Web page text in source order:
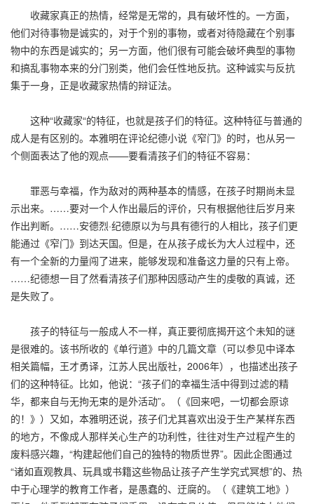
收藏家真正的热情，经常是无常的，具有破坏性的。一方面，
他们对待事物是诚实的，对于个别的事物，或者对待隐藏在个别事
物中的东西是诚实的；另一方面，他们很有可能会破坏典型的事物
和搞乱事物本来的分门别类，他们会任性地反抗。这种诚实与反抗
集于一身，正是收藏家热情的辩证法。
这种“收藏家“的特征，也就是孩子们的特征。这种特征与普通的
成人是有区别的。本雅明在评论纪德小说《窄门》的时，也从另一
个侧面表达了他的观点——要看清孩子们的特征不容易：
罪恶与幸福，作为敌对的两种基本的情感，在孩子时期尚未显
示出来。……要对一个人作出最后的评价，只有根据他往后岁月来
作出判断。……安德烈·纪德原以为与具有德行的人相比，孩子们更
能通过《窄门》到达天国。但是，在从孩子成长为大人过程中，还
有一个全新的力量闯了进来，能够发现和准备这力量的只有上帝。
……纪德想一目了然看清孩子们那种因感动产生的虔敬的真诚，还
是失败了。
孩子的特征与一般成人不一样，真正要彻底揭开这个未知的谜
是很难的。该书所收的《单行道》中的几篇文章（可以参见中译本
相关篇幅，王才勇译，江苏人民出版社，2006年），也描述出孩子
们的这种特征。比如，他说：“孩子们的幸福生活中得到过滤的精
华，都来自与无拘无束的是外活动”。（《回来吧，一切都会原谅
的！》）又如，本雅明还说，孩子们尤其喜欢出没于生产某样东西
的地方，不像成人那样关心生产的功利性，往往对生产过程产生的
废料感兴趣，“构建起他们自己的独特的物质世界”。因此企图通过
“诸如直观教具、玩具或书籍这些物品让孩子产生学究式冥想”的、热
中于心理学的教育工作者，是愚蠢的、迂腐的。（《建筑工地》）